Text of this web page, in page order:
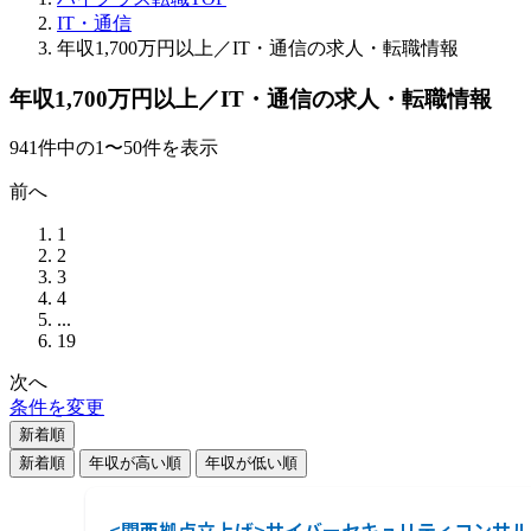
IT・通信
年収1,700万円以上／IT・通信の求人・転職情報
年収1,700万円以上／IT・通信の求人・転職情報
941件中の1〜50件を表示
前へ
1
2
3
4
...
19
次へ
条件を変更
新着順
新着順
年収が高い順 年収が低い順